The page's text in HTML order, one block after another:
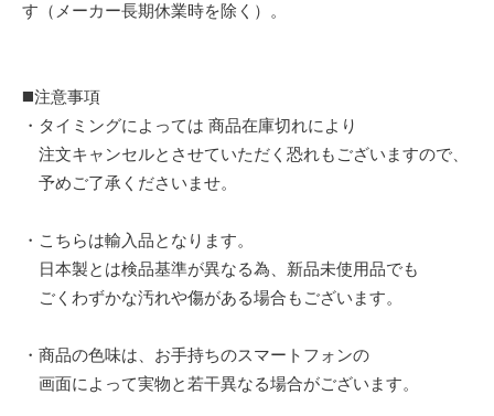
す（メーカー長期休業時を除く）。
◼️注意事項
・タイミングによっては 商品在庫切れにより
注文キャンセルとさせていただく恐れもございますので、
予めご了承くださいませ。
・こちらは輸入品となります。
日本製とは検品基準が異なる為、新品未使用品でも
ごくわずかな汚れや傷がある場合もございます。
・商品の色味は、お手持ちのスマートフォンの
画面によって実物と若干異なる場合がございます。